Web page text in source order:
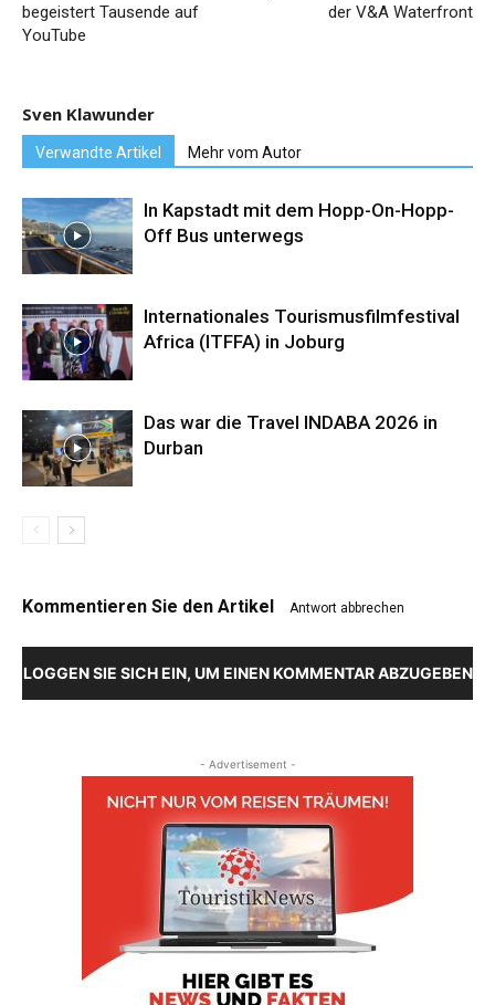
begeistert Tausende auf
YouTube
der V&A Waterfront
Sven Klawunder
Verwandte Artikel Mehr vom Autor
In Kapstadt mit dem Hopp-On-Hopp-
Off Bus unterwegs
Internationales Tourismusfilmfestival
Africa (ITFFA) in Joburg
Das war die Travel INDABA 2026 in
Durban
Kommentieren Sie den Artikel Antwort abbrechen
LOGGEN SIE SICH EIN, UM EINEN KOMMENTAR ABZUGEBEN
- Advertisement -